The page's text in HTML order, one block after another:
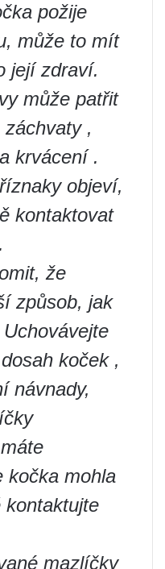
požije
může to mít
její zdraví.
může patřit
,
krvácení .
objeví,
kontaktovat
že
způsob, jak
koček ,
návnady,
kočka mohla
mazlíčky